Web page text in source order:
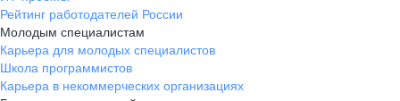
Рейтинг работодателей России
Молодым специалистам
Карьера для молодых специалистов
Школа программистов
Карьера в некоммерческих организациях